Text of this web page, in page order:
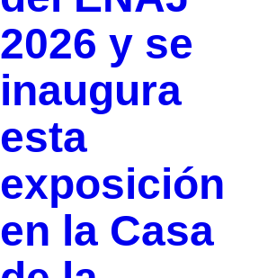
2026 y se
inaugura
esta
exposición
en la Casa